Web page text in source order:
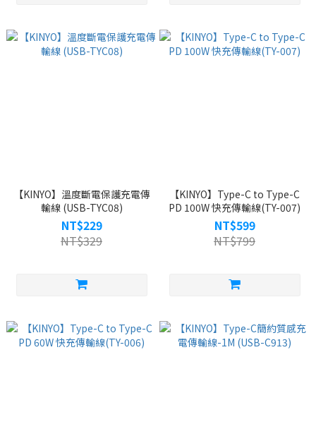
【KINYO】溫度斷電保護充電傳
輸線 (USB-TYC08)
NT$229
NT$329
【KINYO】Type-C to Type-C
PD 100W 快充傳輸線(TY-007)
NT$599
NT$799